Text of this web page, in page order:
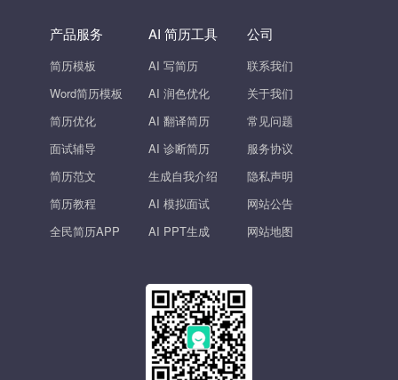
产品服务
简历模板
Word简历模板
简历优化
面试辅导
简历范文
简历教程
全民简历APP
AI 简历工具
AI 写简历
AI 润色优化
AI 翻译简历
AI 诊断简历
生成自我介绍
AI 模拟面试
AI PPT生成
公司
联系我们
关于我们
常见问题
服务协议
隐私声明
网站公告
网站地图